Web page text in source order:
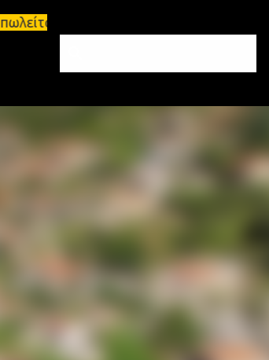
τριάρι διαμέρισμα